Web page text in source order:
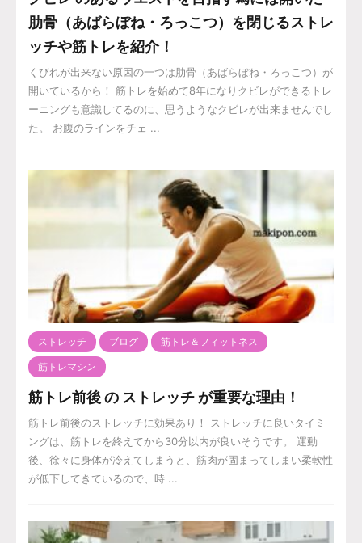
肋骨（あばらぼね・ろっこつ）を閉じるストレ
ッチや筋トレを紹介！
くびれが出来ない原因の一つは肋骨（あばらぼね・ろっこつ）が
開いているから！ 筋トレを始めて8年になりクビレができるトレ
ーニングも意識してるのに、思うようなクビレが出来ませんでし
た。 お腹のラインをチェ ...
ストレッチ ブログ 筋トレ＆フィットネス
筋トレマシン
筋トレ前後 の ストレッチ が重要な理由！
筋トレ前後のストレッチに効果あり！ ストレッチに良いタイミ
ングは、筋トレを終えてから30分以内が良いそうです。 運動
後、徐々に身体が冷えてしまうと、筋肉が固まってしまい柔軟性
が低下してきているので、時 ...